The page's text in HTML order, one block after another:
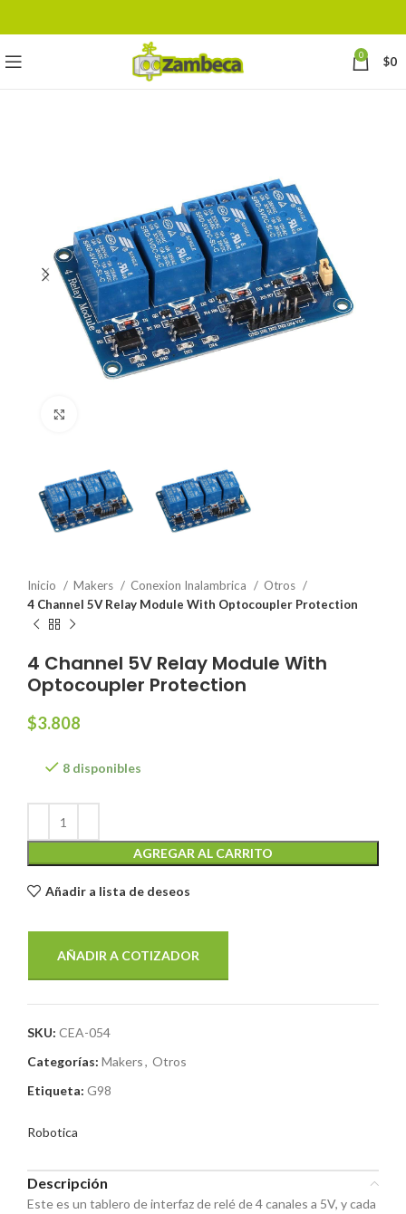
0 $0
Inicio Makers Conexion Inalambrica
Otros
4 Channel 5V Relay Module With Optocoupler Protection
4 Channel 5V Relay Module With
Optocoupler Protection
$3.808
8 disponibles
AGREGAR AL CARRITO
Añadir a lista de deseos
AÑADIR A COTIZADOR
SKU: CEA-054
Categorías: Makers, Otros
Etiqueta: G98
Robotica
Descripción
Este es un tablero de interfaz de relé de 4 canales a 5V, y cada